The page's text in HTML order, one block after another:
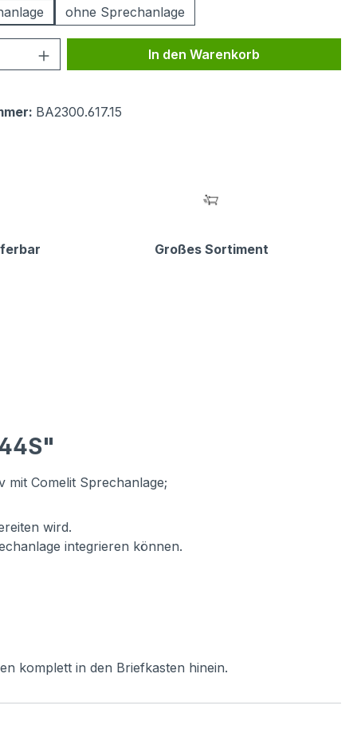
ohne Sprechanlage
Anzahl: Gib den gewünschten Wert
In den Warenkorb
BA2300.617.15
Großes Sortiment
mit Comelit Sprechanlage;
wird.
integrieren können.
komplett in den Briefkasten hinein.